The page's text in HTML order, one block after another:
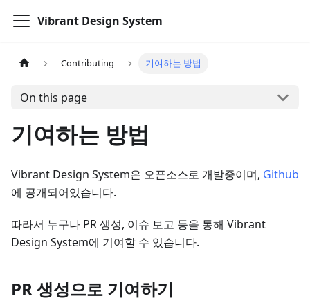
Vibrant Design System
Contributing 기여하는 방법
On this page
기여하는 방법
Vibrant Design System은 오픈소스로 개발중이며, Github
에 공개되어있습니다.
따라서 누구나 PR 생성, 이슈 보고 등을 통해 Vibrant
Design System에 기여할 수 있습니다.
PR 생성으로 기여하기